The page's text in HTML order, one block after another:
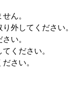
ん。
外してください。
い。
ください。
さい。